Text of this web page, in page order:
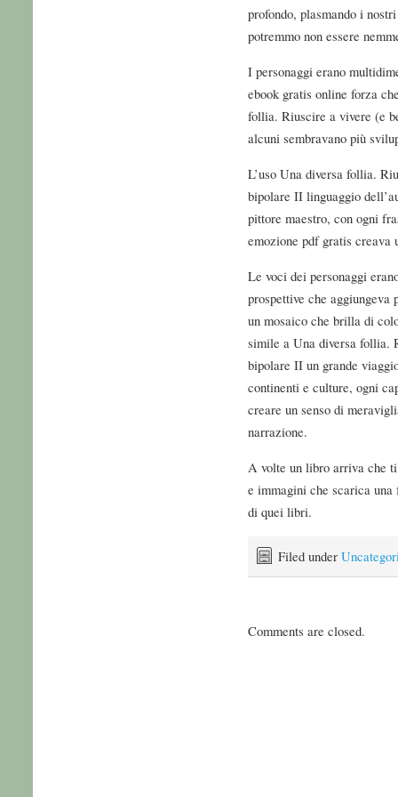
profondo, plasmando i
potremmo non essere
I personaggi erano
ebook gratis online forza
follia. Riuscire a vivere (e
alcuni sembravano più
L’uso Una diversa follia.
bipolare II linguaggio
pittore maestro, con ogni
emozione pdf gratis creava
Le voci dei personaggi
prospettive che
un mosaico che brilla di
simile a Una diversa follia.
bipolare II un grande
continenti e culture, ogni
creare un senso di
narrazione.
A volte un libro arriva che
e immagini che scarica
di quei libri.
Filed under
Comments are closed.